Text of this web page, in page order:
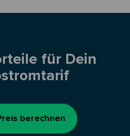
für Dein
berechnen